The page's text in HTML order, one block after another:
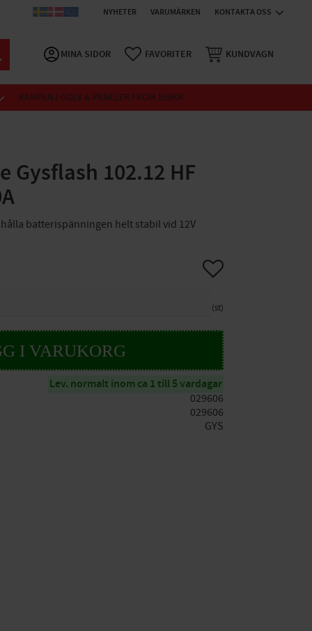
NYHETER VARUMÄRKEN KONTAKTA OSS
MINA SIDOR FAVORITER KUNDVAGN
KAMPANJ GOLV & PANELER FROM 169KR
Gysflash 102.12 HF
batterispänningen helt stabil vid 12V
st
Lägg till i favoriter
Lev. normalt inom ca 1 till 5 vardagar
029606
029606
GYS